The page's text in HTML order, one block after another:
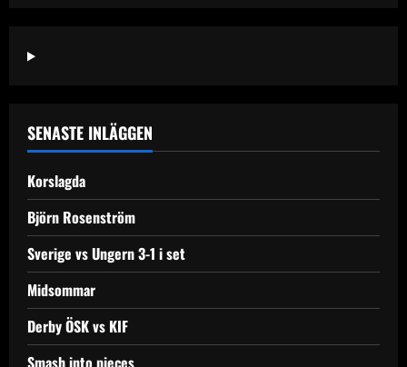
t
a
v
i
g
a
t
SENASTE INLÄGGEN
Korslagda
Björn Rosenström
Sverige vs Ungern 3-1 i set
Midsommar
Derby ÖSK vs KIF